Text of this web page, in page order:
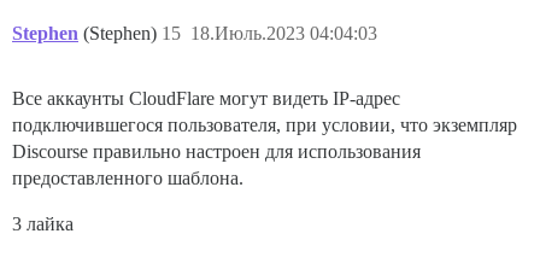
Stephen (Stephen) 18.Июль.2023 04:04:03
15
Все аккаунты CloudFlare могут видеть IP-адрес
подключившегося пользователя, при условии, что экземпляр
Discourse правильно настроен для использования
предоставленного шаблона.
3 лайка